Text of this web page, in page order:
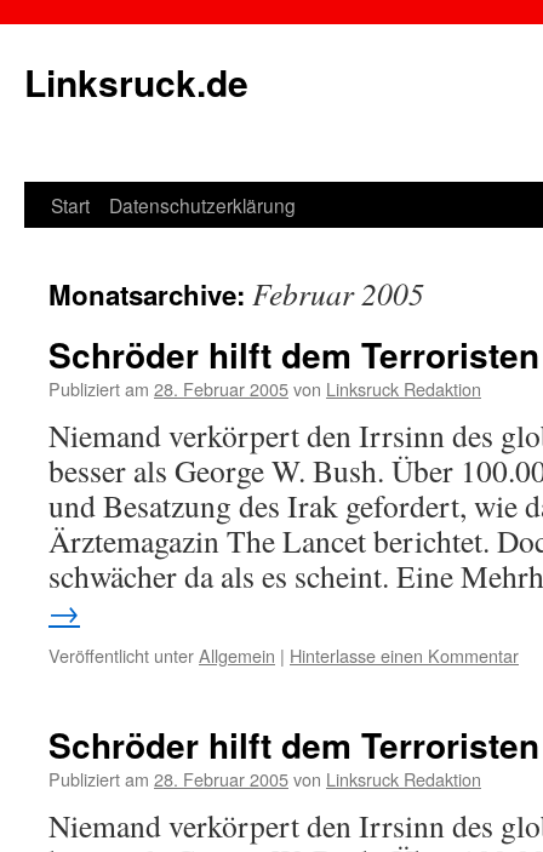
Linksruck.de
Springe
Inhalt
Start Datenschutzerklärung
Monatsarchive: Februar 2005
Schröder hilft dem
Publiziert am 28. Februar 2005von Linksruck Redaktion
Niemand verkörpert den Irrsinn des
besser als George W. Bush. Über
und Besatzung des Irak gefordert, wie
Ärztemagazin The Lancet berichtet.
schwächer da als es scheint. Eine
→
Veröffentlicht unterAllgemein | Hinterlasse einen Kommentar
Schröder hilft dem
Publiziert am 28. Februar 2005von Linksruck Redaktion
Niemand verkörpert den Irrsinn des